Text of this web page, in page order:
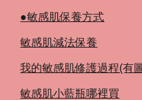
●敏感肌保養方式
敏感肌減法保養
我的敏感肌修護過程(有
敏感肌小藍瓶哪裡買